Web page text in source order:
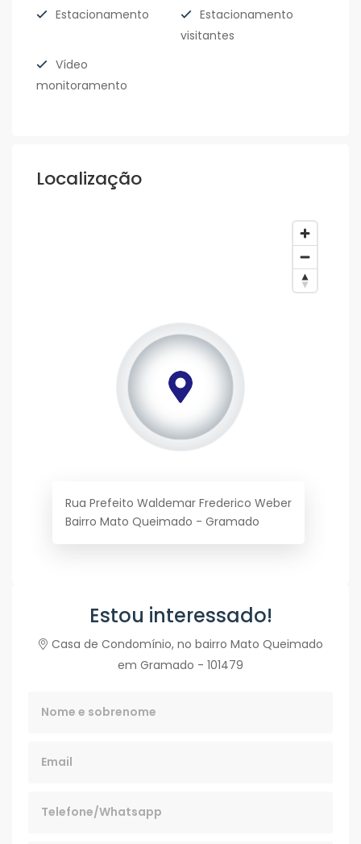
Estacionamento
Estacionamento
visitantes
Vídeo
monitoramento
Localização
Rua Prefeito Waldemar Frederico Weber
Bairro Mato Queimado - Gramado
Estou interessado!
Casa de Condomínio, no bairro Mato Queimado
em Gramado - 101479